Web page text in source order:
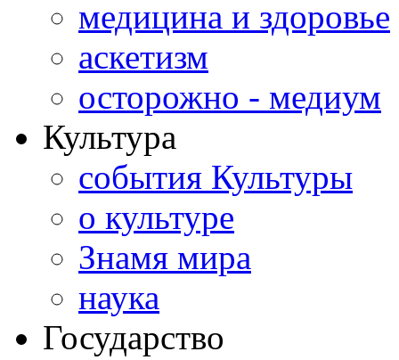
медицина и здоровье
аскетизм
осторожно - медиум
Культура
события Культуры
о культуре
Знамя мира
наука
Государство